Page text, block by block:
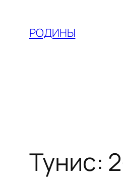
content
РОДИНЫ
Тунис: